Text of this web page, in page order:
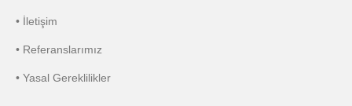
• İletişim
• Referanslarımız
• Yasal Gereklilikler